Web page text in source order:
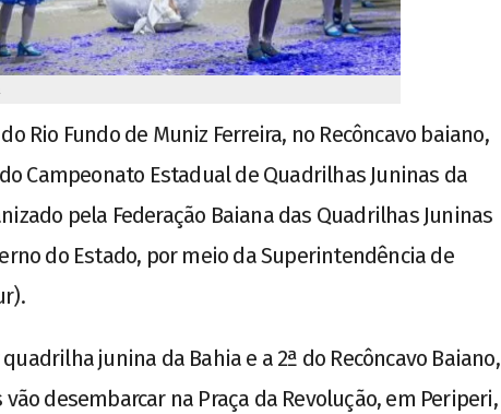
Rio Fundo de Muniz Ferreira, no Recôncavo baiano,
Campeonato Estadual de Quadrilhas Juninas da
pela Federação Baiana das Quadrilhas Juninas
do Estado, por meio da Superintendência de
junina da Bahia e a 2ª do Recôncavo Baiano,
desembarcar na Praça da Revolução, em Periperi,